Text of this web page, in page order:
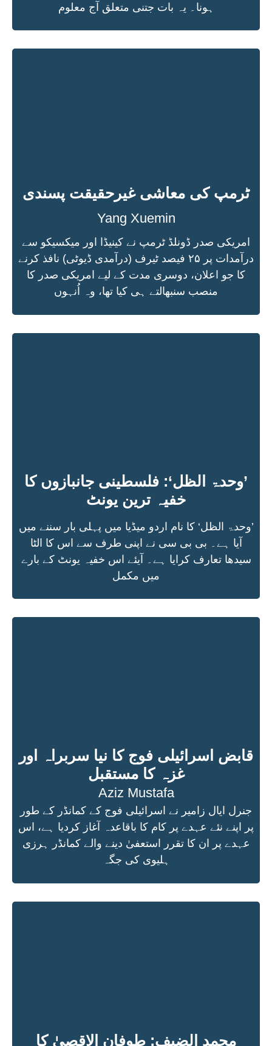
ہونا۔ یہ بات جتنی متعلق آج معلوم
ٹرمپ کی معاشی غیرحقیقت پسندی
Yang Xuemin
امریکی صدر ڈونلڈ ٹرمپ نے کینیڈا اور میکسیکو سے
درآمدات پر ۲۵ فیصد ٹیرف (درآمدی ڈیوٹی) نافذ کرنے
کا جو اعلان، دوسری مدت کے لیے امریکی صدر کا
منصب سنبھالتے ہی کیا تھا، وہ اُنہوں
’وحدۃ الظل‘: فلسطینی جانبازوں کا
خفیہ ترین یونٹ
’وحدۃ الظل‘ کا نام اردو میڈیا میں پہلی بار سننے میں
آیا ہے۔ بی بی سی نے اپنی طرف سے اس کا الٹا
سیدھا تعارف کرایا ہے۔ آیئے اس خفیہ یونٹ کے بارے
میں مکمل
قابض اسرائیلی فوج کا نیا سربراہ اور
غزہ کا مستقبل
Aziz Mustafa
جنرل ایال زامیر نے اسرائیلی فوج کے کمانڈر کے طور
پر اپنے نئے عہدے پر کام کا باقاعدہ آغاز کردیا ہے، اس
عہدے پر ان کا تقرر استعفیٰ دینے والے کمانڈر ہرزی
ہلیوی کی جگہ
محمد الضیف: طوفان الاقصیٰ کا